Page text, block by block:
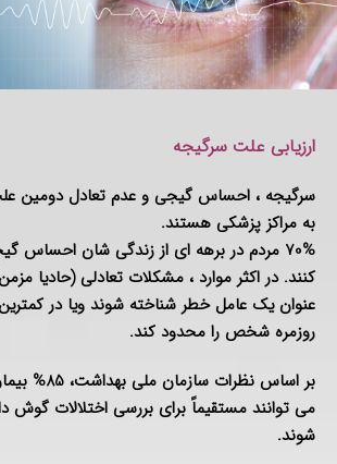
ارزیابی علت سرگیجه
سرگیجه ، احساس گیجی و عدم تعادل دومین
به مراکز پزشکی هستند.
70% مردم در برهه ای از زندگی شان احساس
کنند. در اکثر موارد ، مشکلات تعادلی (حادیا
عنوان یک عامل خطر شناخته شوند ویا در
روزمره شخص را محدود کند.
بر اساس نظرات
می توانند مستقیماً برای بررسی اختلالات گوش
شوند.